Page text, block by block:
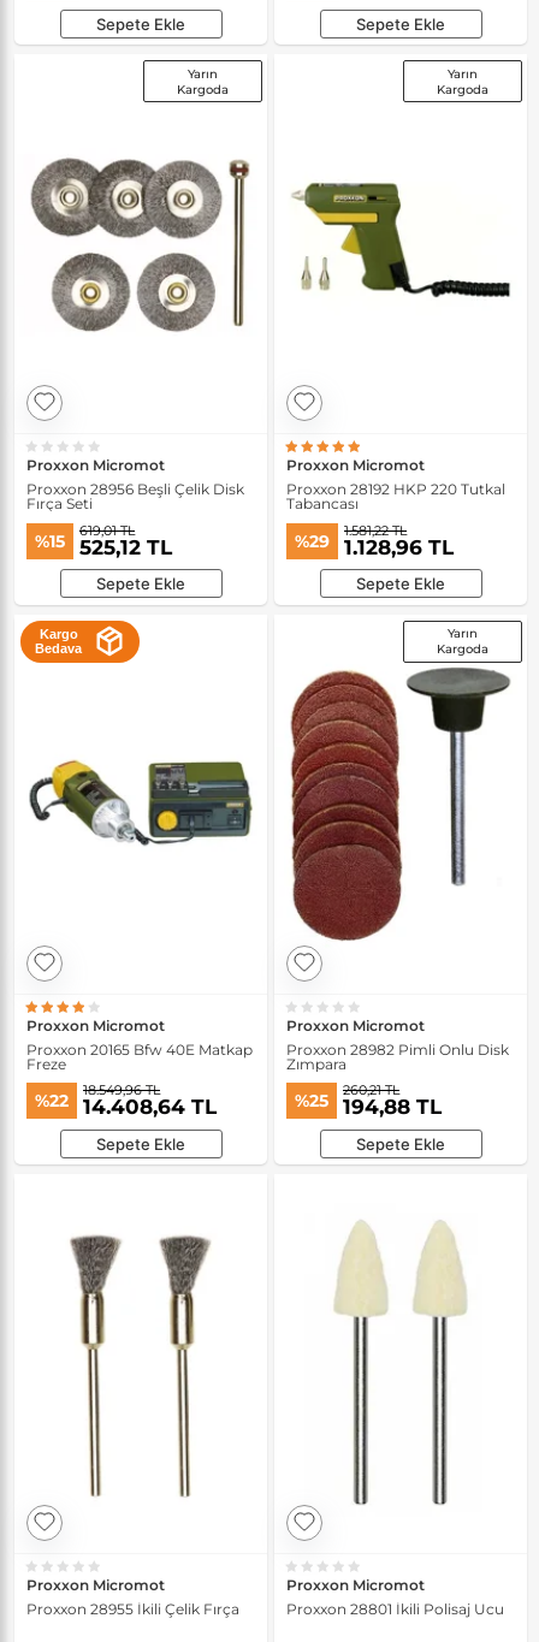
Sepete Ekle Sepete Ekle
Yarın
Kargoda
Proxxon Micromot
Proxxon 28956 Beşli Çelik Disk
Fırça Seti
%15 619,01 TL
525,12 TL
Sepete Ekle
Yarın
Kargoda
Proxxon Micromot
Proxxon 28192 HKP 220 Tutkal
Tabancası
%29 1.581,22 TL
1.128,96 TL
Sepete Ekle
Kargo
Bedava
Proxxon Micromot
Proxxon 20165 Bfw 40E Matkap
Freze
%22 18.549,96 TL
14.408,64 TL
Sepete Ekle
Yarın
Kargoda
Proxxon Micromot
Proxxon 28982 Pimli Onlu Disk
Zımpara
%25 260,21 TL
194,88 TL
Sepete Ekle
Proxxon Micromot
Proxxon 28955 İkili Çelik Fırça
Proxxon Micromot
Proxxon 28801 İkili Polisaj Ucu